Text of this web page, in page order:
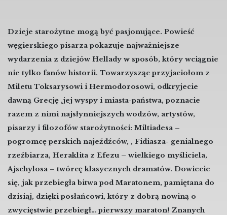
Dzieje starożytne mogą być pasjonujące. Powieść
węgierskiego pisarza pokazuje najważniejsze
wydarzenia z dziejów Hellady w sposób, który wciągnie
nie tylko fanów historii. Towarzysząc przyjaciołom z
Miletu Toksarysowi i Hermodorosowi, odkryjecie
dawną Grecję ,jej wyspy i miasta-państwa, poznacie
razem z nimi najsłynniejszych wodzów, artystów,
pisarzy i filozofów starożytności: Miltiadesa –
pogromcę perskich najeźdźców, , Fidiasza- genialnego
rzeźbiarza, Heraklita z Efezu – wielkiego myśliciela,
Ajschylosa – twórcę klasycznych dramatów. Dowiecie
się, jak przebiegła bitwa pod Maratonem, pamiętana do
dzisiaj, dzięki posłańcowi, który z dobrą nowiną o
zwycięstwie przebiegł… pierwszy maraton! Znanych